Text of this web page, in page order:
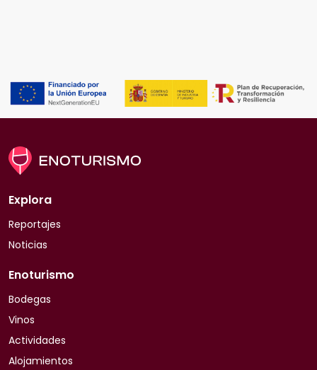
Explora
Reportajes
Noticias
Enoturismo
Bodegas
Vinos
Actividades
Alojamientos